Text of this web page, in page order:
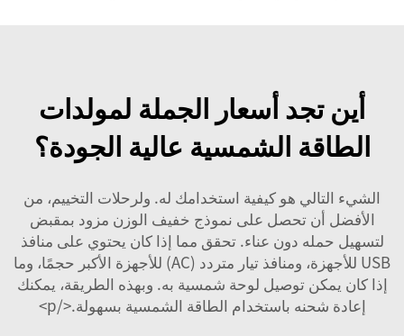
أين تجد أسعار الجملة لمولدات
الطاقة الشمسية عالية الجودة؟
الشيء التالي هو كيفية استخدامك له. ولرحلات التخييم، من
الأفضل أن تحصل على نموذج خفيف الوزن مزود بمقبض
لتسهيل حمله دون عناء. تحقق مما إذا كان يحتوي على منافذ
USB للأجهزة، ومنافذ تيار متردد (AC) للأجهزة الأكبر حجمًا، وما
إذا كان يمكن توصيل لوحة شمسية به. وبهذه الطريقة، يمكنك
إعادة شحنه باستخدام الطاقة الشمسية بسهولة.</p>